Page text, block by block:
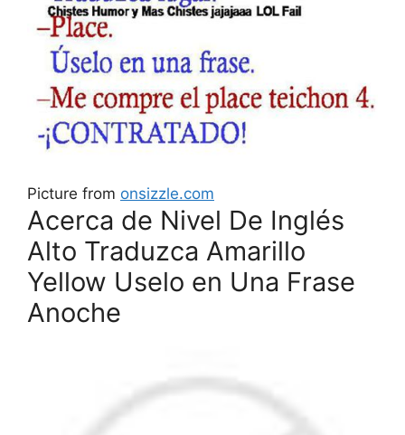
Picture from onsizzle.com
Acerca de Nivel De Inglés
Alto Traduzca Amarillo
Yellow Uselo en Una Frase
Anoche